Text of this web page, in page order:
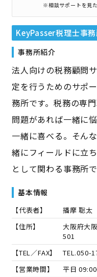
※相談サポートを見
KeyPasser税理士事
事務所紹介
法人向けの税務顧問
定を行うためのサポ
務所です。税務の専
問題があれば一緒に
一緒に喜べる。そん
緒にフィールドに立
として関わる事務所で
基本情報
【代表者】 播摩 聡太
【住所】
大阪府大
501
【TEL／FAX】
TEL.050-
【営業時間】
平日